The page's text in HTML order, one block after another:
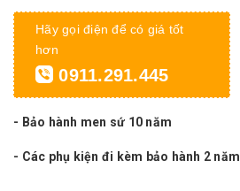
Hãy gọi điện để có giá tốt
hơn
0911.291.445
- Bảo hành men sứ 10 năm
- Các phụ kiện đi kèm bảo hành 2 năm